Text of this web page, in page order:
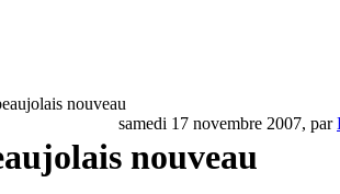
nouveau
samedi 17 novembre 2007, par
nouveau